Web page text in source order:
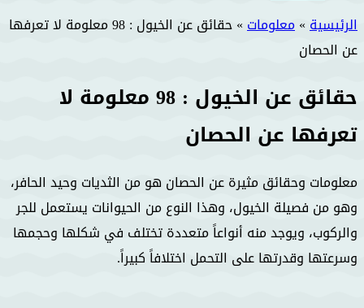
الرئيسية»معلومات»
حقائق عن الخيول : 98 معلومة لا تعرفها
عن الحصان
حقائق عن الخيول : 98 معلومة لا
تعرفها عن الحصان
معلومات وحقائق مثيرة عن الحصان هو من الثديات وحيد الحافر،
وهو من فصيلة الخيول، وهذا النوع من الحيوانات يستعمل للجر
والركوب، ويوجد منه أنواعاً متعددة تختلف في شكلها وحجمها
وسرعتها وقدرتها على التحمل اختلافاً كبيراً.